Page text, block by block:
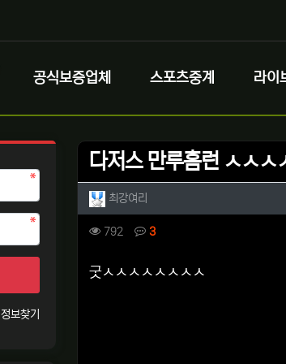
공식보증업체 스포츠중계 라이
다저스 만루홈런 ㅅㅅㅅ
작성자 정보
최강여리
컨텐츠 정보
792 조회 3댓글
본문
굿ㅅㅅㅅㅅㅅㅅㅅㅅ
정보찾기